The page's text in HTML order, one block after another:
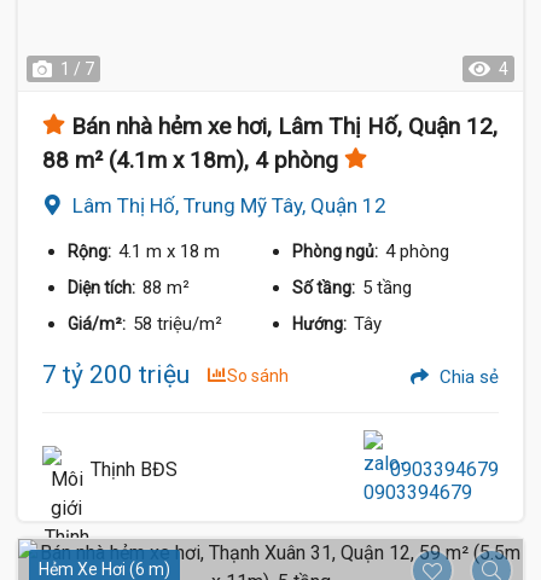
1 / 7 4
Bán nhà hẻm xe hơi, Lâm Thị Hố, Quận 12,
88 m² (4.1m x 18m), 4 phòng
Lâm Thị Hố, Trung Mỹ Tây, Quận 12
Rộng: 4.1 m x 18 m Phòng ngủ: 4 phòng
Diện tích: 88 m² Số tầng: 5 tầng
Giá/m²: 58 triệu/m² Hướng: Tây
7 tỷ 200 triệu So sánh Chia sẻ
Thịnh BĐS 0903394679
Hẻm Xe Hơi (6 m)